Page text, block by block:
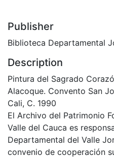
Publisher
Biblioteca Departamental
Description
Pintura del Sagrado
Alacoque. Convento San
Cali, C. 1990
El Archivo del Patrimonio
Valle del Cauca es
Departamental del Valle
convenio de cooperación